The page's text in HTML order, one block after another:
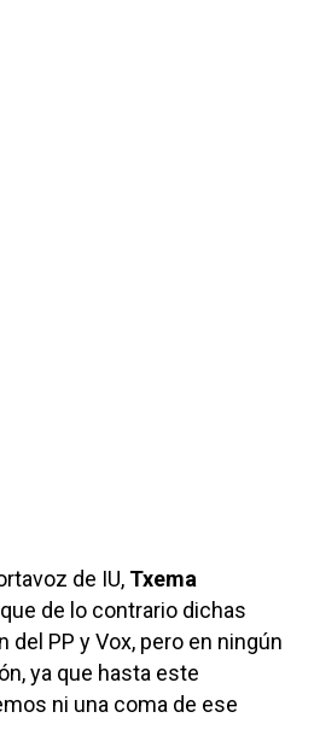
de IU, Txema
de lo contrario dichas
del PP y Vox, pero en ningún
ya que hasta este
ni una coma de ese